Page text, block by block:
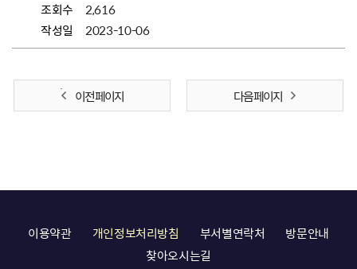
조회수
2,616
작성일
2023-10-06
이전 페이지 다음 페이지
이용약관 개인정보처리방침 부서별연락처
방문안내
찾아오시는길